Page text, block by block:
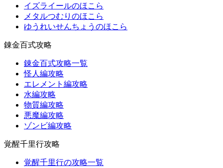
イズライールのほこら
メタルつむりのほこら
ゆうれいせんちょうのほこら
錬金百式攻略
錬金百式攻略一覧
怪人編攻略
エレメント編攻略
水編攻略
物質編攻略
悪魔編攻略
ゾンビ編攻略
覚醒千里行攻略
覚醒千里行の攻略一覧